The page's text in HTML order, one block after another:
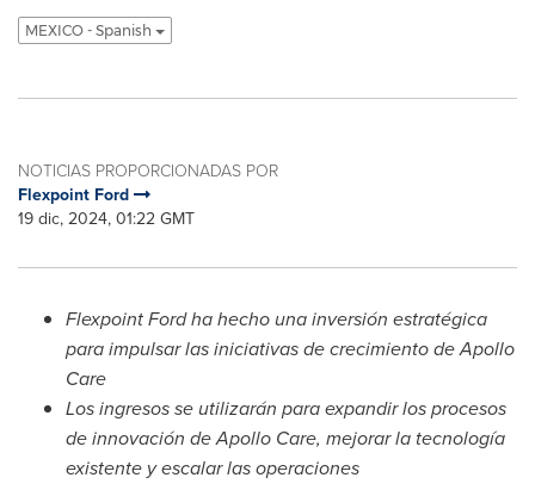
MEXICO - Spanish
NOTICIAS PROPORCIONADAS POR
Flexpoint Ford
19 dic, 2024, 01:22 GMT
Flexpoint Ford ha hecho una inversión estratégica
para impulsar las iniciativas de crecimiento deApollo
Care
Los ingresos se utilizarán para expandir los procesos
de innovación deApollo Care, mejorar la tecnología
existente y escalar las operaciones